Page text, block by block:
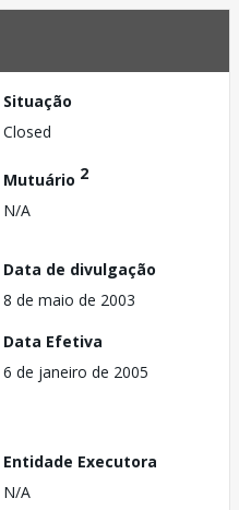
Situação
Closed
Mutuário 2
N/A
Data de divulgação
8 de maio de 2003
Data Efetiva
6 de janeiro de 2005
Entidade Executora
N/A